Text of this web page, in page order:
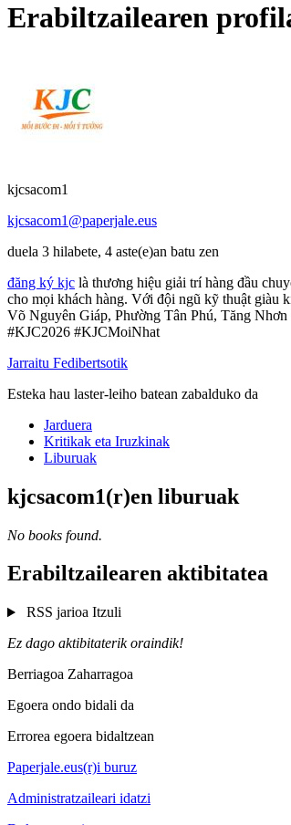
Erabiltzailearen
kjcsacom1
kjcsacom1@paperjale.eus
duela 3 hilabete, 4 aste(e)an batu zen
đăng ký kjc là thương hiệu giải trí hàng đầu
cho mọi khách hàng. Với đội ngũ kỹ thuật giàu
Võ Nguyên Giáp, Phường Tân Phú, Tăng
#KJC2026 #KJCMoiNhat
Jarraitu Fedibertsotik
Esteka hau laster-leiho batean zabalduko da
Jarduera
Kritikak eta Iruzkinak
Liburuak
kjcsacom1(r)en liburuak
No books found.
Erabiltzailearen aktibitatea
RSS jarioa Itzuli
Ez dago aktibitaterik oraindik!
Berriagoa Zaharragoa
Egoera ondo bidali da
Errorea egoera bidaltzean
Paperjale.eus(r)i buruz
Administratzaileari idatzi